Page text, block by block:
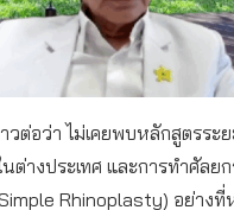
ต่อว่า ไม่เคยพบหลักสูตรระ
ต่างประเทศ และการทำศัลย
Rhinoplasty) อย่าง